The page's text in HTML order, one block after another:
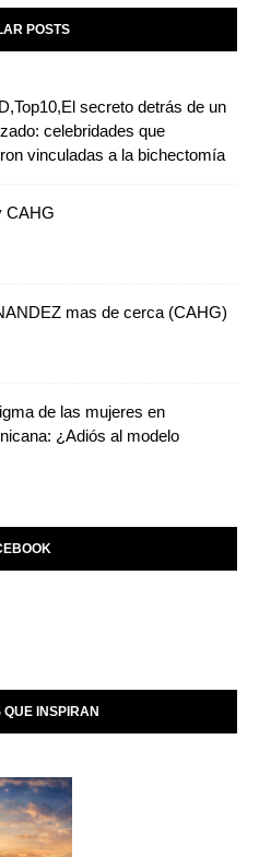
POSTS
secreto detrás de un
celebridades que
vinculadas a la bichectomía
CAHG
mas de cerca (CAHG)
de las mujeres en
¿Adiós al modelo
QUE INSPIRAN